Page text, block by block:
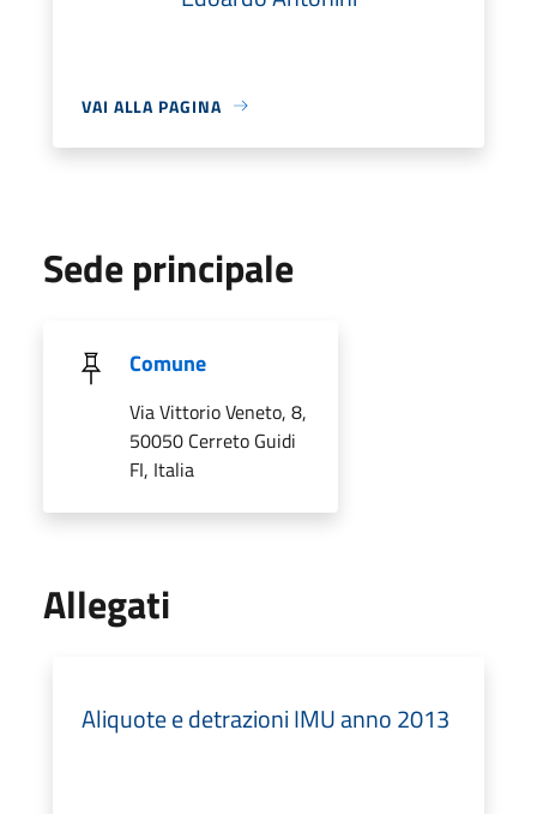
VAI ALLA PAGINA
Sede principale
Comune
Via Vittorio Veneto, 8,
50050 Cerreto Guidi
FI, Italia
Allegati
Aliquote e detrazioni IMU anno 2013